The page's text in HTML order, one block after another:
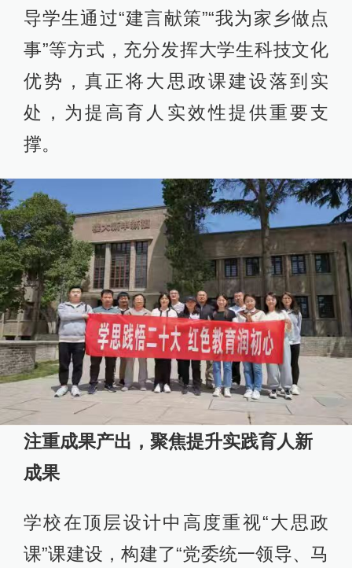
导学生通过“建言献策”“我为家乡做点
事”等方式，充分发挥大学生科技文化
优势，真正将大思政课建设落到实
处，为提高育人实效性提供重要支
撑。
注重成果产出，聚焦提升实践育人新
成果
学校在顶层设计中高度重视“大思政
课”课建设，构建了“党委统一领导、马